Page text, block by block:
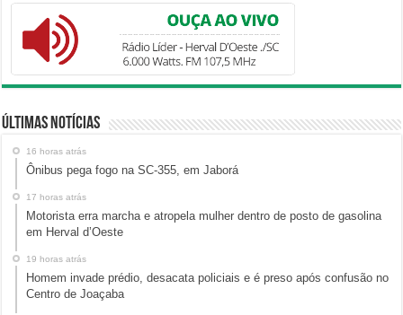
Últimas Notícias
16 horas atrás
Ônibus pega fogo na SC-355, em Jaborá
17 horas atrás
Motorista erra marcha e atropela mulher dentro de posto de gasolina
em Herval d’Oeste
19 horas atrás
Homem invade prédio, desacata policiais e é preso após confusão no
Centro de Joaçaba